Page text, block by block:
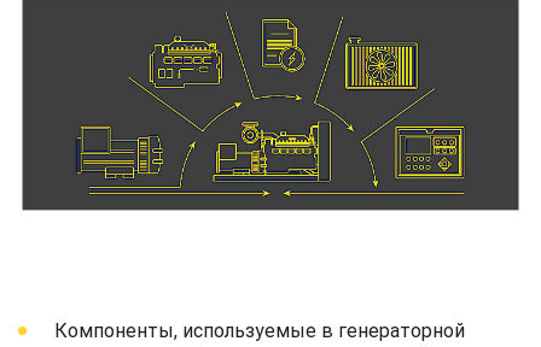
Компоненты, используемые в генераторной